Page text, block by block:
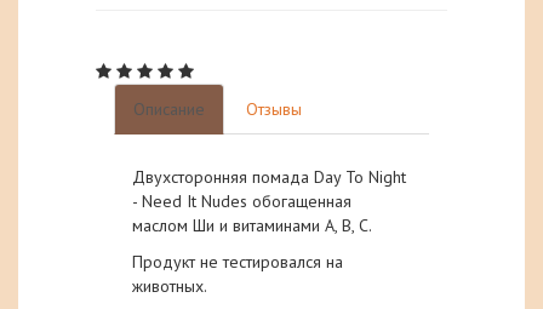
Описание Отзывы
Двухсторонняя помада Day To Night
- Need It Nudes обогащенная
маслом Ши и витаминами А, В, С.
Продукт не тестировался на
животных.